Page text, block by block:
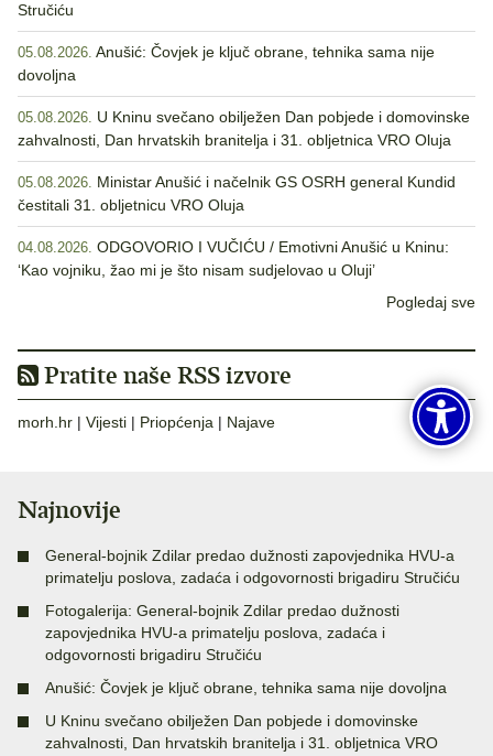
Stručiću
05.08.2026. Anušić: Čovjek je ključ obrane, tehnika sama nije
dovoljna
05.08.2026. U Kninu svečano obilježen Dan pobjede i domovinske
zahvalnosti, Dan hrvatskih branitelja i 31. obljetnica VRO Oluja
05.08.2026. Ministar Anušić i načelnik GS OSRH general Kundid
čestitali 31. obljetnicu VRO Oluja
04.08.2026. ODGOVORIO I VUČIĆU / Emotivni Anušić u Kninu:
‘Kao vojniku, žao mi je što nisam sudjelovao u Oluji’
Pogledaj sve
Pratite naše RSS izvore
morh.hr | Vijesti | Priopćenja | Najave
Najnovije
General-bojnik Zdilar predao dužnosti zapovjednika HVU-a
primatelju poslova, zadaća i odgovornosti brigadiru Stručiću
Fotogalerija: General-bojnik Zdilar predao dužnosti
zapovjednika HVU-a primatelju poslova, zadaća i
odgovornosti brigadiru Stručiću
Anušić: Čovjek je ključ obrane, tehnika sama nije dovoljna
U Kninu svečano obilježen Dan pobjede i domovinske
zahvalnosti, Dan hrvatskih branitelja i 31. obljetnica VRO